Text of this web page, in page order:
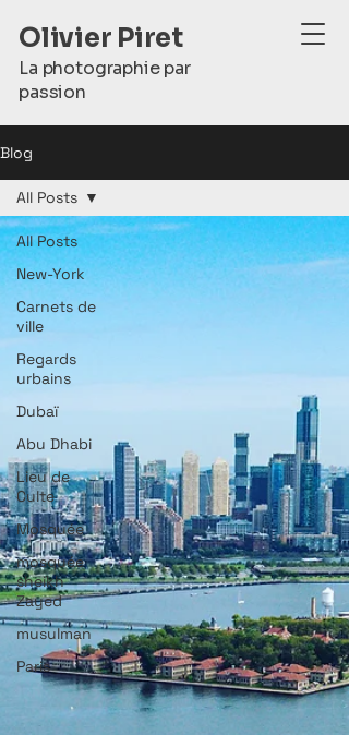
Olivier Piret
La photographie par
passion
Blog
All Posts
New-York
Carnets de
ville
Regards
urbains
Dubaï
Abu Dhabi
Lieu de
Culte
Mosquée
mosquée
sheikh
Zayed
musulman
Paris
All Posts